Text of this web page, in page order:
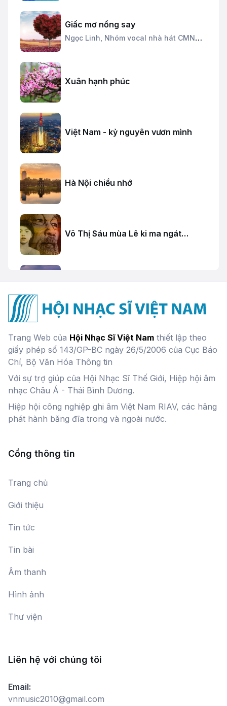
Giấc mơ nồng say
Ngọc Linh, Nhóm vocal nhà hát CMN
Xuân hạnh phúc
Việt Nam - kỷ nguyên vươn mình
Hà Nội chiều nhớ
Võ Thị Sáu mùa Lê ki ma ngát
Khát vọng Quảng Trị
Trầm tích quê
Sông Hồng một tình yêu
Trang Web của Hội Nhạc Sĩ Việt Nam thiết lập theo
giấy phép số 143/GP-BC ngày 26/5/2006 của Cục Báo
Chí, Bộ Văn Hóa Thông tin
Với sự trợ giúp của Hội Nhạc Sĩ Thế Giới, Hiệp hội âm
nhạc Châu Á - Thái Bình Dương.
Hiệp hội công nghiệp ghi âm Việt Nam RIAV, các hãng
phát hành băng đĩa trong và ngoài nước.
Cổng thông tin
Trang chủ
Giới thiệu
Tin tức
Tin bài
Âm thanh
Hình ảnh
Thư viện
Liên hệ với chúng tôi
Email:
vnmusic2010@gmail.com